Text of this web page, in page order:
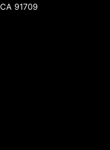
CA 91709